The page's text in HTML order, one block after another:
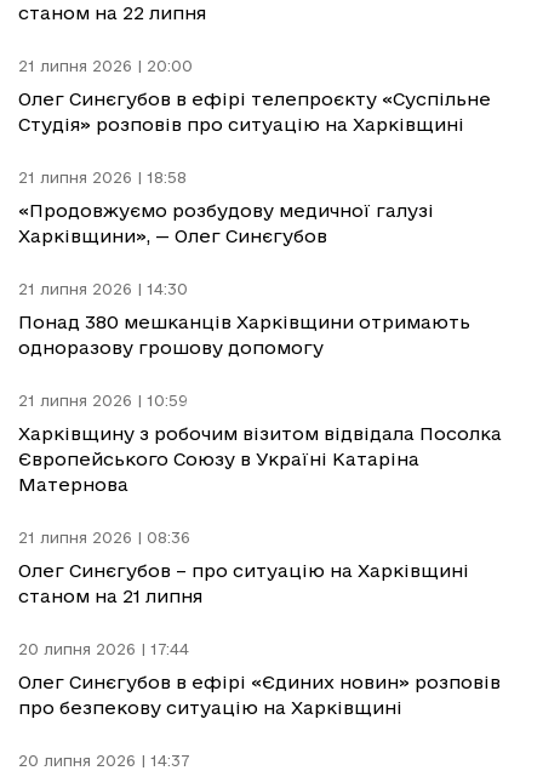
станом на 22 липня
21 липня 2026 | 20:00
Олег Синєгубов в ефірі телепроєкту «Суспільне
Студія» розповів про ситуацію на Харківщині
21 липня 2026 | 18:58
«Продовжуємо розбудову медичної галузі
Харківщини», — Олег Синєгубов
21 липня 2026 | 14:30
Понад 380 мешканців Харківщини отримають
одноразову грошову допомогу
21 липня 2026 | 10:59
Харківщину з робочим візитом відвідала Посолка
Європейського Союзу в Україні Катаріна
Матернова
21 липня 2026 | 08:36
Олег Синєгубов – про ситуацію на Харківщині
станом на 21 липня
20 липня 2026 | 17:44
Олег Синєгубов в ефірі «Єдиних новин» розповів
про безпекову ситуацію на Харківщині
20 липня 2026 | 14:37